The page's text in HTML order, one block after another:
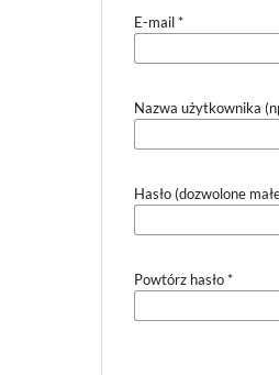
E-mail*
Nazwa użytkownika
Hasło (dozwolone
Powtórz hasło*